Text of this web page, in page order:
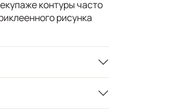
контуры часто
рисунка